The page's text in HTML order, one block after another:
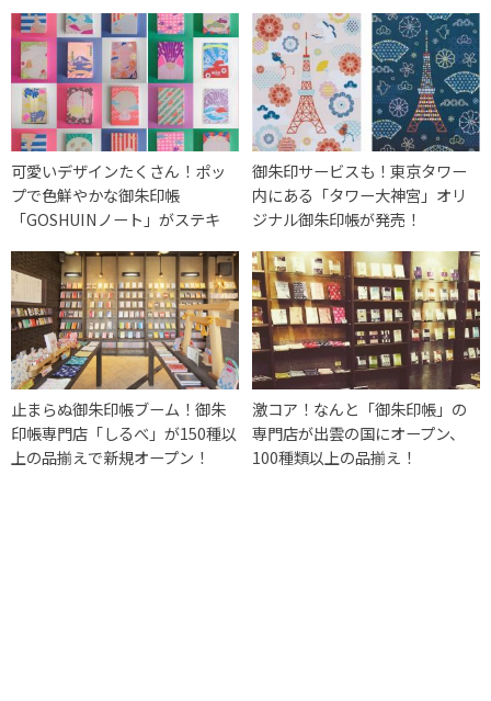
可愛いデザインたくさん！ポッ
プで色鮮やかな御朱印帳
「GOSHUINノート」がステキ
御朱印サービスも！東京タワー
内にある「タワー大神宮」オリ
ジナル御朱印帳が発売！
止まらぬ御朱印帳ブーム！御朱
印帳専門店「しるべ」が150種以
上の品揃えで新規オープン！
激コア！なんと「御朱印帳」の
専門店が出雲の国にオープン、
100種類以上の品揃え！